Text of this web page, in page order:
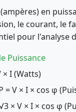
en
le courant, le
pour l'analyse
Puissance
× I (Watts)
= V × I × cos φ
× V × I × cos φ